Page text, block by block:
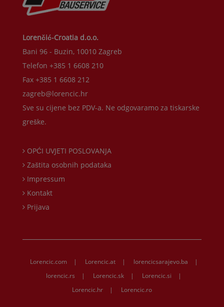
Lorenčić-Croatia d.o.o.
Bani 96 - Buzin, 10010 Zagreb
Telefon +385 1 6608 210
Fax +385 1 6608 212
zagreb@lorencic.hr
Sve su cijene bez PDV-a. Ne odgovaramo za tiskarske
greške.
OPĆI UVJETI POSLOVANJA
Zaštita osobnih podataka
Impressum
Kontakt
Prijava
Lorencic.com | Lorencic.at | lorencicsarajevo.ba
|
lorencic.rs
| Lorencic.sk | Lorencic.si
|
Lorencic.hr
| Lorencic.ro